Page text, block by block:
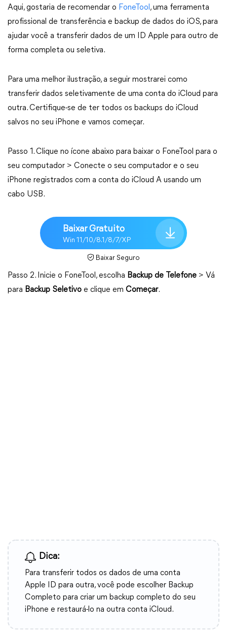
Aqui, gostaria de recomendar o FoneTool , uma ferramenta
profissional de transferência e backup de dados do iOS, para
ajudar você a transferir dados de um ID Apple para outro de
forma completa ou seletiva.
Para uma melhor ilustração, a seguir mostrarei como
transferir dados seletivamente de uma conta do iCloud para
outra. Certifique-se de ter todos os backups do iCloud
salvos no seu iPhone e vamos começar.
Passo 1. Clique no ícone abaixo para baixar o FoneTool para o
seu computador > Conecte o seu computador e o seu
iPhone registrados com a conta do iCloud A usando um
cabo USB.
Baixar Gratuito
Win 11/10/8.1/8/7/XP
Baixar Seguro
Passo 2. Inicie o FoneTool, escolha Backup de Telefone > Vá
para Backup Seletivo e clique em Começar.
Dica:
Para transferir todos os dados de uma conta
Apple ID para outra, você pode escolher Backup
Completo para criar um backup completo do seu
iPhone e restaurá-lo na outra conta iCloud.